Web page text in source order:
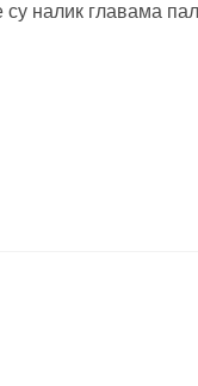
налик главама